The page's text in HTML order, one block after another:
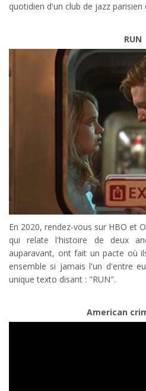
quotidien d'un club de jazz parisien
RUN
En 2020, rendez-vous sur HBO et
qui relate l'histoire de deux
auparavant, ont fait un pacte où
ensemble si jamais l'un d'entre
unique texto disant : "RUN".
American